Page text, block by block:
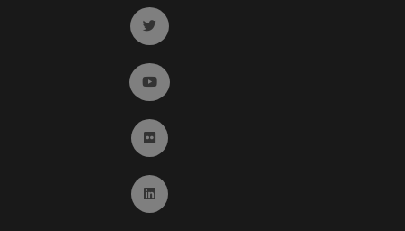
Ir a twitter (abre en ventana nueva)
Ir a YouTube (abre en ventana nueva)
Ir a Flickr (abre en ventana nueva)
Ir a Linkedin (abre en ventana nueva)